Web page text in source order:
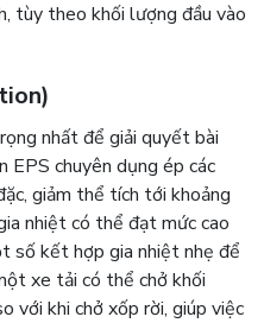
tùy theo khối lượng đầu vào
nhất để giải quyết bài
EPS chuyên dụng ép các
giảm thể tích tới khoảng
nhiệt có thể đạt mức cao
số kết hợp gia nhiệt nhẹ để
xe tải có thể chở khối
với khi chở xốp rời, giúp việc